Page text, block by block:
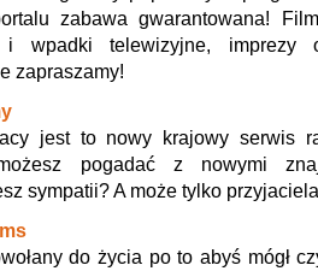
zabawa gwarantowana!
i wpadki telewizyjne, imprezy
zapraszamy!
jest to nowy krajowy serwis
pogadać z nowymi
sympatii? A może tylko
do życia po to abyś mógł